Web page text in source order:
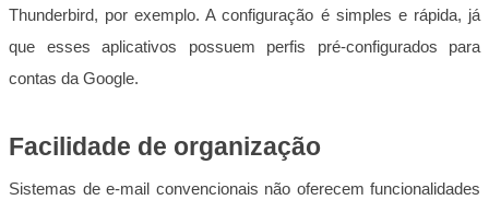
Thunderbird, por exemplo. A configuração é simples e rápida, já
que esses aplicativos possuem perfis pré-configurados para
contas da Google.
Facilidade de organização
Sistemas de e-mail convencionais não oferecem funcionalidades